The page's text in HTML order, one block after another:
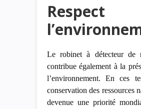
Le robinet à détecteur de
contribue également à la
l’environnement. En ces
conservation des ressources
devenue une priorité